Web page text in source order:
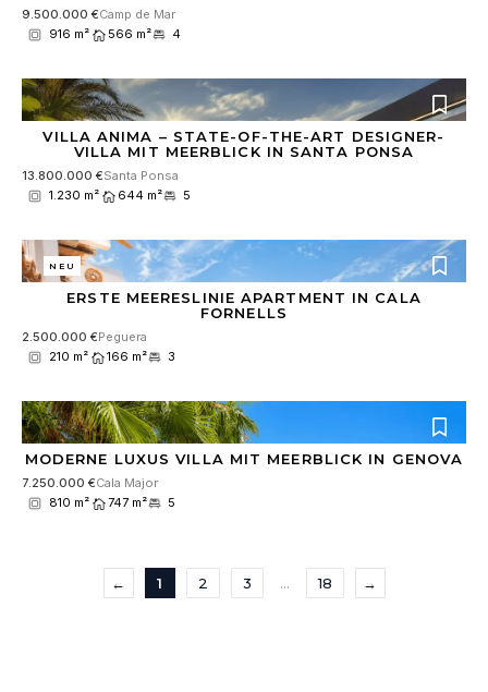
9.500.000 €Camp de Mar
916 m²
566 m² 4
VILLA ANIMA – STATE-OF-THE-ART DESIGNER-
VILLA MIT MEERBLICK IN SANTA PONSA
13.800.000 €Santa Ponsa
1.230 m²
644 m² 5
NEU
ERSTE MEERESLINIE APARTMENT IN CALA
FORNELLS
2.500.000 €Peguera
210 m²
166 m² 3
MODERNE LUXUS VILLA MIT MEERBLICK IN GENOVA
7.250.000 €Cala Major
810 m²
747 m² 5
← 1 2 3 … 18 →